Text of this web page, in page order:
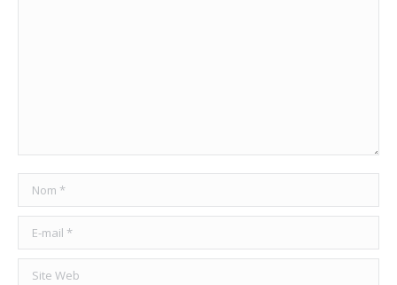
Nom *
E-mail *
Site Web